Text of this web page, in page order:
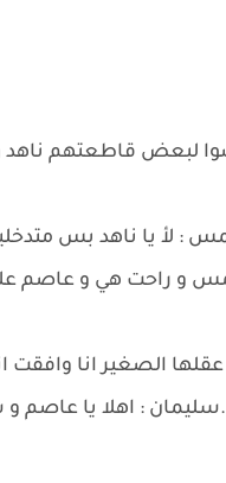
لبعض قاطعتهم ناهد
لأ يا ناهد بس
راحت هي و عاصم على
الصغير انا
: اهلا يا